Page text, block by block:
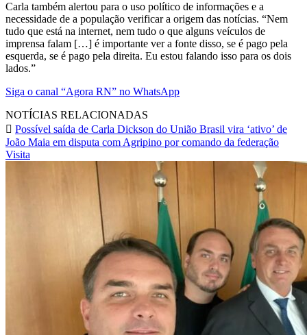
Carla também alertou para o uso político de informações e a
necessidade de a população verificar a origem das notícias. “Nem
tudo que está na internet, nem tudo o que alguns veículos de
imprensa falam […] é importante ver a fonte disso, se é pago pela
esquerda, se é pago pela direita. Eu estou falando isso para os dois
lados.”
Siga o canal “Agora RN” no WhatsApp
NOTÍCIAS RELACIONADAS
Possível saída de Carla Dickson do União Brasil vira ‘ativo’ de
João Maia em disputa com Agripino por comando da federação
Visita